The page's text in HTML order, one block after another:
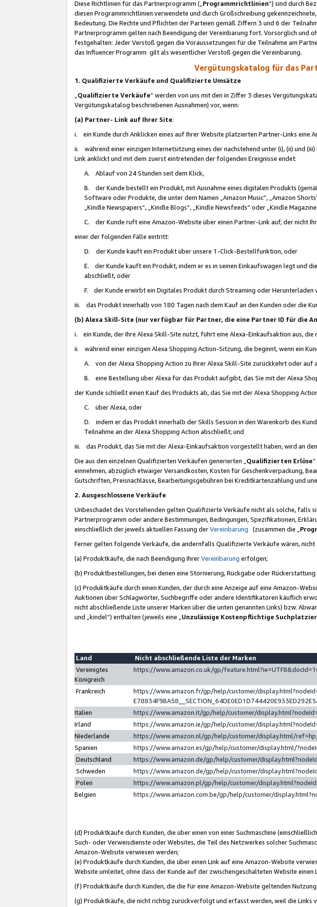
Diese Richtlinien für das Partnerprogramm („Programmrichtlinien“) sind durch
diesen Programmrichtlinien verwendete und durch Großschreibung
Bedeutung. Die Rechte und Pflichten der Parteien gemäß Ziffern 3 und 6 der
Partnerprogramm gelten nach Beendigung der Vereinbarung fort. Vorsorglich und
festgehalten: Jeder Verstoß gegen die Voraussetzungen für die Teilnahme am
das Influencer Programm gilt als wesentlicher Verstoß gegen die Vereinbarung.
Vergütungskatalog für das
1. Qualifizierte Verkäufe und Qualifizierte Umsätze
Qualifizierte Verkäufe“ werden von uns mit den in Ziffer 3 dieses
Vergütungskatalog beschriebenen Ausnahmen) vor, wenn:
(a) Partner- Link auf Ihrer Site:
i. ein Kunde durch Anklicken eines auf Ihrer Website platzierten Partner-Links eine
ii. während einer einzigen Internetsitzung eines der nachstehend unter (i), (ii) und
Link anklickt und mit dem zuerst eintretenden der folgenden Ereignisse endet:
A. Ablauf von 24 Stunden seit dem Klick,
B. der Kunde bestellt ein Produkt, mit Ausnahme eines digitalen Produkts
Software oder Produkte, die unter dem Namen „Amazon Music“, „Amazon
„Kindle Newspapers“, „Kindle Blogs“, „Kindle Newsfeeds“ oder „Kindle
C. der Kunde ruft eine Amazon-Website über einen Partner-Link auf, der nicht
einer der folgenden Fälle eintritt:
D. der Kunde kauft ein Produkt über unsere 1-Click-Bestellfunktion, oder
E. der Kunde kauft ein Produkt, indem er es in seinen Einkaufswagen legt und
abschließt, oder
F. der Kunde erwirbt ein Digitales Produkt durch Streaming oder Herunterladen
iii. das Produkt innerhalb von 180 Tagen nach dem Kauf an den Kunden oder die
(b) Alexa Skill-Site (nur verfügbar für Partner, die eine Partner ID für die
i. ein Kunde, der Ihre Alexa Skill-Site nutzt, führt eine Alexa-Einkaufsaktion aus, die
ii. während einer einzigen Alexa Shopping Action-Sitzung, die beginnt, wenn ein
A. von der Alexa Shopping Action zu Ihrer Alexa Skill-Site zurückkehrt oder auf
B. eine Bestellung über Alexa für das Produkt aufgibt, das Sie mit der Alexa
der Kunde schließt einen Kauf des Produkts ab, das Sie mit der Alexa Shopping
C. über Alexa, oder
D. indem er das Produkt innerhalb der Skills Session in den Warenkorb des
Teilnahme an der Alexa Shopping Action abschließt; und
iii. das Produkt, das Sie mit der Alexa-Einkaufsaktion vorgestellt haben, wird an
Die aus den einzelnen Qualifizierten Verkäufen generierten „ Qualifizierten Erlöse
einnehmen, abzüglich etwaiger Versandkosten, Kosten für Geschenkverpackung,
Gutschriften, Preisnachlässe, Bearbeitungsgebühren bei Kreditkartenzahlung und
2. Ausgeschlossene Verkäufe
Unbeschadet des Vorstehenden gelten Qualifizierte Verkäufe nicht als solche, falls
Partnerprogramm oder andere Bestimmungen, Bedingungen, Spezifikationen,
einschließlich der jeweils aktuellen Fassung derVereinbarung (zusammen die „
Ferner gelten folgende Verkäufe, die andernfalls Qualifizierte Verkäufe wären,
(a) Produktkäufe, die nach Beendigung IhrerVereinbarung erfolgen;
(b) Produktbestellungen, bei denen eine Stornierung, Rückgabe oder
(c) Produktkäufe durch einen Kunden, der durch eine Anzeige auf eine Amazon-
Auktionen über Schlagwörter, Suchbegriffe oder andere Identifikatoren käuflich
nicht abschließende Liste unserer Marken über die unten genannten Links) bzw.
und „kindel“) enthalten (jeweils eine „ Unzulässige Kostenpflichtige
Land
Nicht abschließende Liste der Marken
Vereinigtes
Königreich
https://www.amazon.co.uk/gp/
Frankreich
https://www.amazon.fr/gp/help/customer/
Italien
https://www.amazon.it/gp/help/customer/
Irland
https://www.amazon.ie/gp/help/customer/
Niederlande
https://www.amazon.nl/gp/help/customer/display.html/
Spanien
https://www.amazon.es/gp/help/customer/display.html/
Deutschland
https://www.amazon.de/gp/help/customer/
Schweden
https://www.amazon.de/gp/help/customer/
Polen
https://www.amazon.pl/gp/help/customer/
Belgien
https://www.amazon.com.be/gp/help/customer/
(d) Produktkäufe durch Kunden, die über einen von einer Suchmaschine
Such- oder Verweisdienste oder Websites, die Teil des Netzwerkes solcher
Amazon-Website verwiesen werden;
(e) Produktkäufe durch Kunden, die über einen Link auf eine Amazon-Website
Website umleitet, ohne dass der Kunde auf der zwischengeschalteten Website
(f) Produktkäufe durch Kunden, die die für eine Amazon-Website geltenden
(g) Produktkäufe, die nicht richtig zurückverfolgt und erfasst werden, weil die